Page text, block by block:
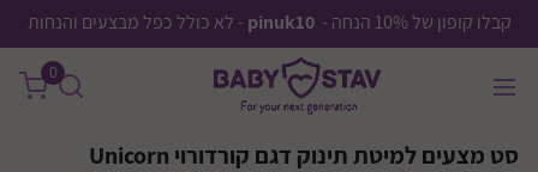
קבלו קופון של 10% הנחה - pinuk10 - לא כולל כפל מבצעים והנחות
0
סט מצעים למיטת תינוק דגם קורדורוי Unicorn